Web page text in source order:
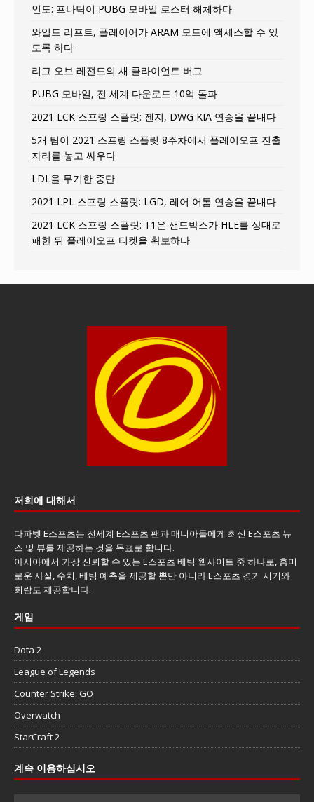
인도: 프나틱이 PUBG 모바일 로스터 해체하다
와일드 리프트, 플레이어가 ARAM 모드에 액세스할 수 있
도록 하다
리그 오브 레전드의 새 클라이언트 버그
PUBG 모바일, 전 세계 다운로드 10억 돌파
2021 LCK 스프링 스플릿: 젠지, DWG KIA 연승을 끝내다
5개 팀이 2021 스프링 스플릿 8주차에서 플레이오프 진출
자리를 놓고 싸우다
LDL을 무기한 중단
2021 LPL 스프링 스플릿: LGD, 레어 어톰 연승을 끝내다
2021 LCK 스프링 스플릿: T1은 샌드박스가 HLE를 상대로
패한 뒤 플레이오프 티켓을 확보하다
저희에 대해서
다파벳 E스포츠는 전세계 E스포츠 팬과 매니아들에게 최신 E스포츠 뉴
스 및 뷰를 제공하는 것을 목표로 합니다.
아시아에서 가장 신뢰할 수 있는 E스포츠 베팅 웹사이트 중 하나로, 흥미
로운 사실, 수치, 베팅 예측을 제공할 뿐만 아니라 E스포츠 경기 시기와
회람도 제공합니다.
게임
Dota 2
League of Legends
Counter Strike: GO
Overwatch
StarCraft 2
계속 이용하십시오